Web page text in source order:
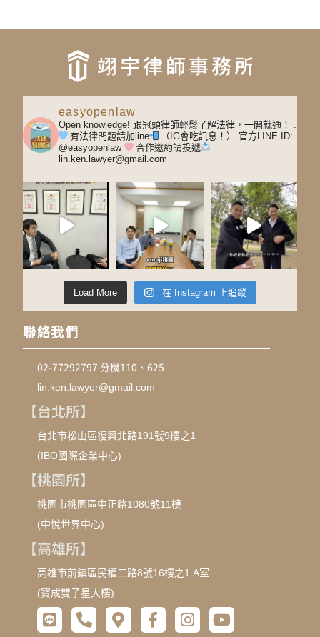
easyopenlaw
Open knowledge! 跟冠頭律師輕鬆了解法律，一開就通！
.
有法律問題請加line
（IG會吃訊息！）
官方LINE ID:
@easyopenlaw
合作邀約請投遞
lin.ken.lawyer@gmail.com
Load More 在 Instagram 上追蹤
聯絡我們
02-77292797 分機110、625
lin.ken.lawyer@gmail.com
【台北所】
台北市松山區復興北路191號9樓之1
(IBO國際企業中心)
【桃園所】
桃園市桃園區中正路1080號11樓
(中悅世界中心)
【高雄所】
高雄市前鎮區民權二路8號16樓之1 A室
(寶成雙子星大樓)